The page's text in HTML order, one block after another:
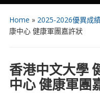
Home » 2025-2026優異成
康中心 健康軍團嘉許狀
香港中文大學
中心 健康軍團